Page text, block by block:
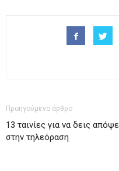
Προηγούμενο άρθρο
13 ταινίες για να δεις απόψε
στην τηλεόραση